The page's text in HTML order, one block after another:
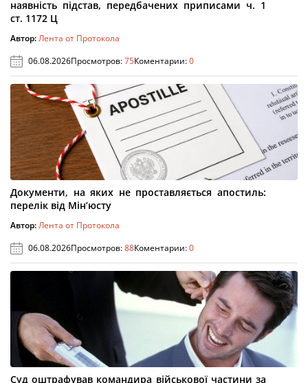
наявність підстав, передбачених приписами ч. 1
ст. 1172 Ц
Автор:Лента от Протокола
06.08.2026Просмотров:75Коментарии:0
Документи, на яких не проставляється апостиль:
перелік від Мін’юсту
Автор:Лента от Протокола
06.08.2026Просмотров:88Коментарии:0
Суд оштрафував командира військової частини за